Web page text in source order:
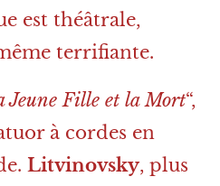
est théâtrale,
terrifiante.
Jeune Fille et la Mort“,
à cordes en
Litvinovsky, plus